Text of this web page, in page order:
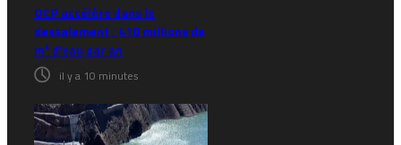
OCP accélère dans le
dessalement : 410 millions de
m³ d’eau par an
il y a 10 minutes